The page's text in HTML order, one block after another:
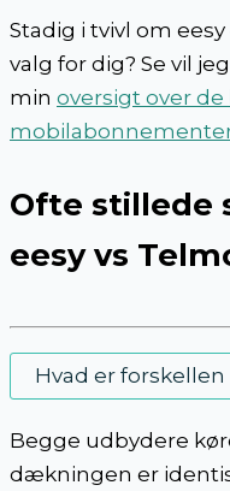
Stadig i tvivl om
valg for dig? Se vil
min oversigt over
Ofte stillede
eesy vs
Hvad er
Begge udbydere
dækningen er